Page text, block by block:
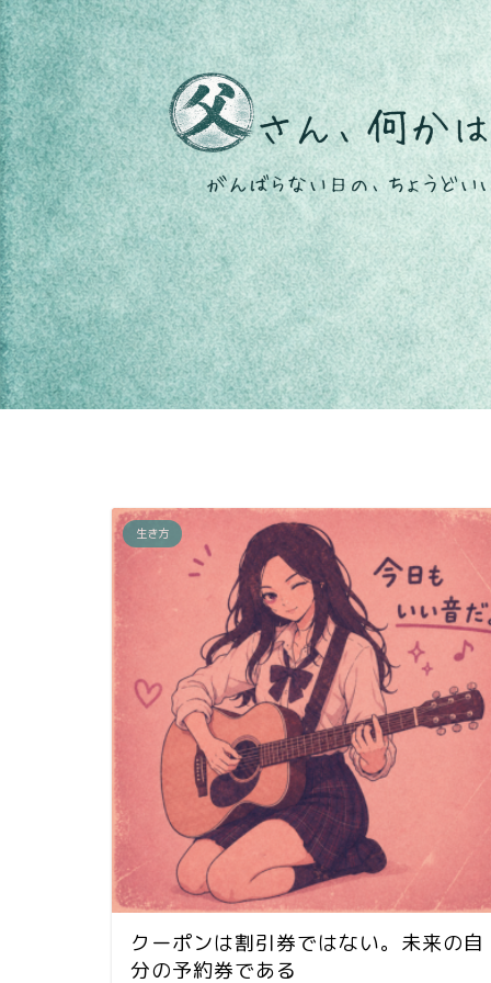
生き方
クーポンは割引券ではない。未来の自
分の予約券である